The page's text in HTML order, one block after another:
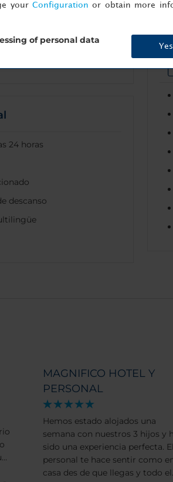
bajo techo
24 horas
descanso
MAGNIFICO HOTEL Y
PERSONAL
Hemos estado alojados una
semana con nuestros 3 hijos y
sido una experiencia perfecta. El
personal te hace sentir como
casa des de que llegas y todo el
your Configuration or obtain more
of personal data